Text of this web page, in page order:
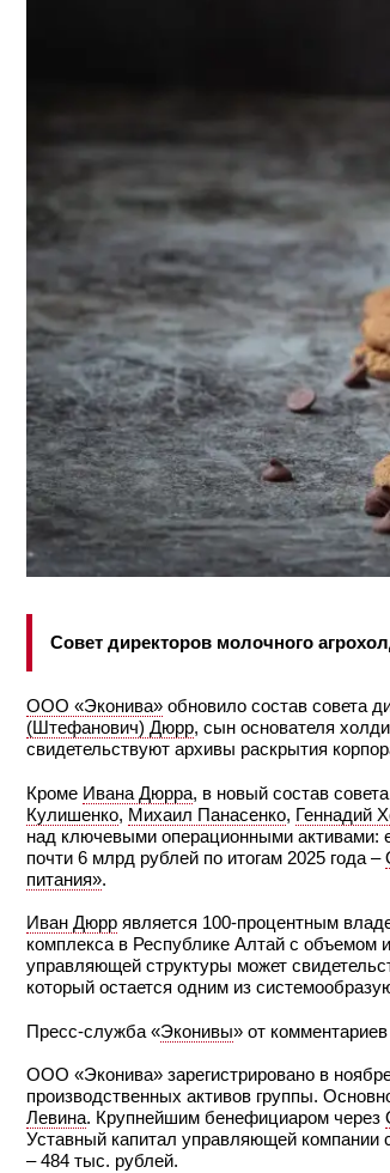
Совет директоров молочного
ООО «Эконива» обновило состав совета
(Штефанович) Дюрр, сын основателя
свидетельствуют архивы раскрытия
Кроме Ивана Дюрра, в новый состав
Кулишенко, Михаил Панасенко, Геннадий
над ключевыми операционными активами:
почти 6 млрд рублей по итогам 2025 года –
питания».
Иван Дюрр является 100‑процентным
комплекса в Республике Алтай с объемом
управляющей структуры может
который остается одним из
Пресс-служба «Эконивы» от
ООО «Эконива» зарегистрировано в
производственных активов группы.
Левина. Крупнейшим бенефициаром через
Уставный капитал управляющей компании
– 484 тыс. рублей.